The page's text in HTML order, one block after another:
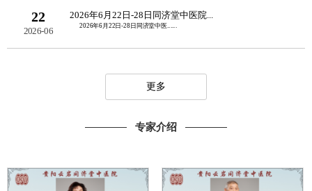
22
2026-06
2026年6月22日-28日同济堂中医院...
2026年6月22日-28日同济堂中医......
更多
专家介绍